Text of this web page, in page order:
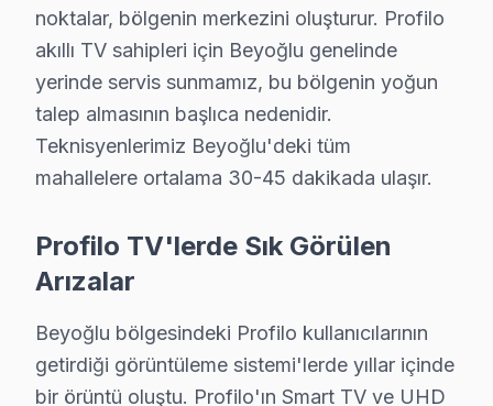
Sururi Mehmet Efendi'de Profilo TV Servisi
Sururi Mehmet Efendi'de bir aile, ekran'nin
Sütlüce'de Profilo TV Servisi
Sütlüce mahallesinde, televizyonunun uzaktan
Şahkulu mahallesinde, bir ev sahibi televizyonun
Şehit Muhtar'da Profilo TV Servisi
Şehit Muhtar mahallesinde bir kullanıcı, Profilo
Taksim'de Profilo TV Servisi
noktalar, bölgenin merkezini oluşturur. Profilo
akıllı TV sahipleri için Beyoğlu genelinde
yerinde servis sunmamız, bu bölgenin yoğun
talep almasının başlıca nedenidir.
Teknisyenlerimiz Beyoğlu'deki tüm
mahallelere ortalama 30-45 dakikada ulaşır.
Profilo TV'lerde Sık Görülen
Arızalar
Beyoğlu bölgesindeki Profilo kullanıcılarının
getirdiği görüntüleme sistemi'lerde yıllar içinde
bir örüntü oluştu. Profilo'ın Smart TV ve UHD